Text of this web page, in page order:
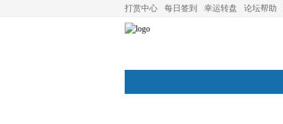
打赏中心 每日签到 幸运转盘 论坛帮助